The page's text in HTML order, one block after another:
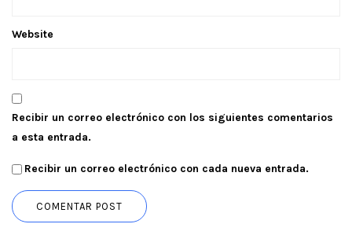
Website
Recibir un correo electrónico con los siguientes comentarios
a esta entrada.
Recibir un correo electrónico con cada nueva entrada.